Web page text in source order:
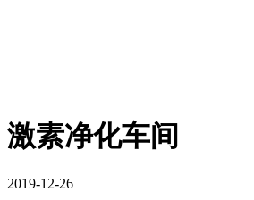
激素净化车间
2019-12-26